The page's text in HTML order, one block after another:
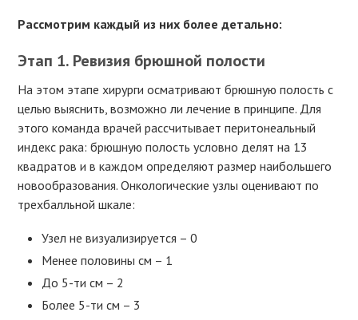
Рассмотрим каждый из них более детально:
Этап 1. Ревизия брюшной полости
На этом этапе хирурги осматривают брюшную полость с
целью выяснить, возможно ли лечение в принципе. Для
этого команда врачей рассчитывает перитонеальный
индекс рака: брюшную полость условно делят на 13
квадратов и в каждом определяют размер наибольшего
новообразования. Онкологические узлы оценивают по
трехбалльной шкале:
Узел не визуализируется – 0
Менее половины см – 1
До 5-ти см – 2
Более 5-ти см – 3